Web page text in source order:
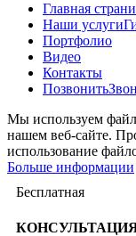
Главная
Наши услуги
Портфолио
Видео
Контакты
Позвонить
Мы используем
нашем веб-сайте.
использование
Больше информации
Бесплатная